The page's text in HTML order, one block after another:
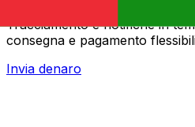
Tracciamento e notifiche in
consegna e pagamento
Invia denaro